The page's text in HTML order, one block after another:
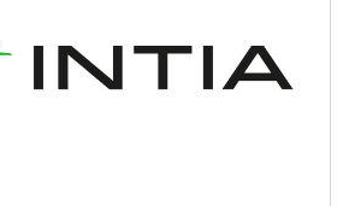
INTIA
Agricultura y ganadería